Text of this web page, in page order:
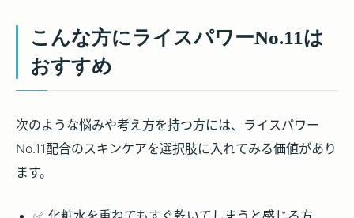
こんな方にライスパワーNo.11は
おすすめ
次のような悩みや考え方を持つ方には、ライスパワー
No.11配合のスキンケアを選択肢に入れてみる価値があり
ます。